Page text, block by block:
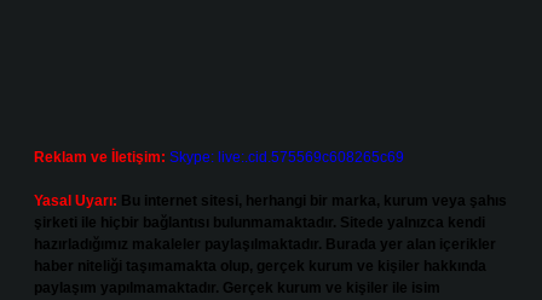
Reklam ve İletişim: Skype: live:.cid.575569c608265c69
Yasal Uyarı: Bu internet sitesi, herhangi bir marka, kurum veya şahıs
şirketi ile hiçbir bağlantısı bulunmamaktadır. Sitede yalnızca kendi
hazırladığımız makaleler paylaşılmaktadır. Burada yer alan içerikler
haber niteliği taşımamakta olup, gerçek kurum ve kişiler hakkında
paylaşım yapılmamaktadır. Gerçek kurum ve kişiler ile isim